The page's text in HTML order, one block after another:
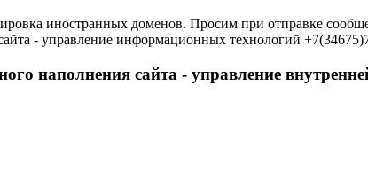
иностранных доменов. Просим при отправке
- управление информационных технологий
наполнения сайта - управление